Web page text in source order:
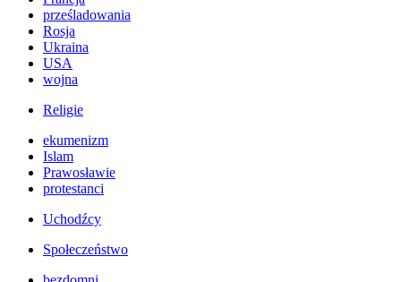
prześladowania
Rosja
Ukraina
USA
wojna
Religie
ekumenizm
Islam
Prawosławie
protestanci
Uchodźcy
Społeczeństwo